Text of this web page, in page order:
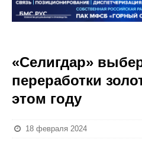
«Селигдар»
переработки
этом году
18 февраля 2024